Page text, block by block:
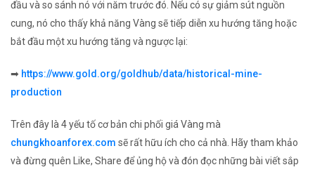
đầu và so sánh nó với năm trước đó. Nếu có sự giảm sút nguồn
cung, nó cho thấy khả năng Vàng sẽ tiếp diễn xu hướng tăng hoặc
bắt đầu một xu hướng tăng và ngược lại:
➡ https://www.gold.org/goldhub/data/historical-mine-
production
Trên đây là 4 yếu tố cơ bản chi phối giá Vàng mà
chungkhoanforex.com sẽ rất hữu ích cho cả nhà. Hãy tham khảo
và đừng quên Like, Share để ủng hộ và đón đọc những bài viết sắp